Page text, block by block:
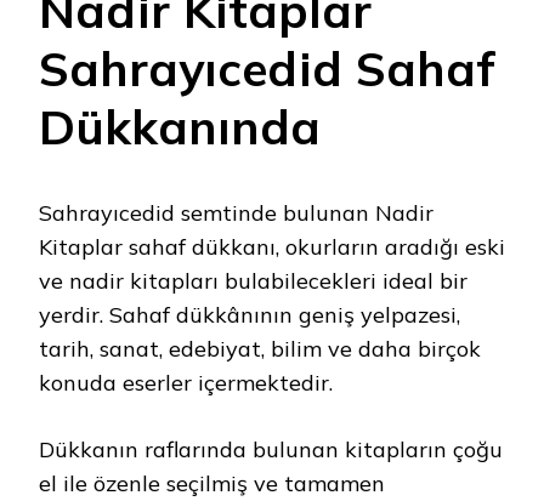
Sahrayıcedid Sahaf
Dükkanında
Sahrayıcedid semtinde bulunan Nadir
Kitaplar sahaf dükkanı, okurların aradığı eski
ve nadir kitapları bulabilecekleri ideal bir
yerdir. Sahaf dükkânının geniş yelpazesi,
tarih, sanat, edebiyat, bilim ve daha birçok
konuda eserler içermektedir.
Dükkanın raflarında bulunan kitapların çoğu
el ile özenle seçilmiş ve tamamen